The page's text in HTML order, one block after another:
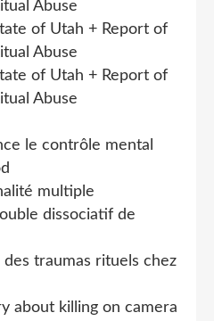
Abuse
of Utah + Report of
Abuse
of Utah + Report of
Abuse
le contrôle mental
multiple
dissociatif de
traumas rituels chez
about killing on camera